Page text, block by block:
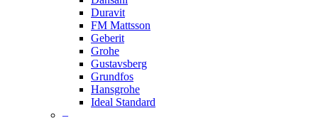
Duravit
FM Mattsson
Geberit
Grohe
Gustavsberg
Grundfos
Hansgrohe
Ideal Standard
–